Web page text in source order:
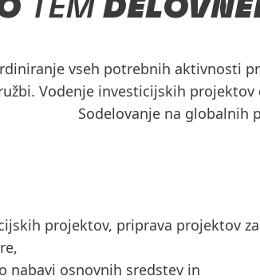
TEM
vseh potrebnih aktivnosti
Vodenje investicijskih projektov
Sodelovanje na globalnih
projektov, priprava projektov za
nabavi osnovnih sredstev in